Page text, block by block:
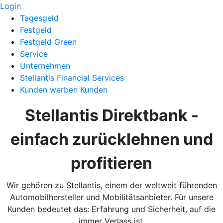
Login
Tagesgeld
Festgeld
Festgeld Green
Service
Unternehmen
Stellantis Financial Services
Kunden werben Kunden
Stellantis Direktbank -
einfach zurücklehnen und
profitieren
Wir gehören zu Stellantis, einem der weltweit führenden
Automobilhersteller und Mobilitätsanbieter. Für unsere
Kunden bedeutet das: Erfahrung und Sicherheit, auf die
immer Verlass ist.